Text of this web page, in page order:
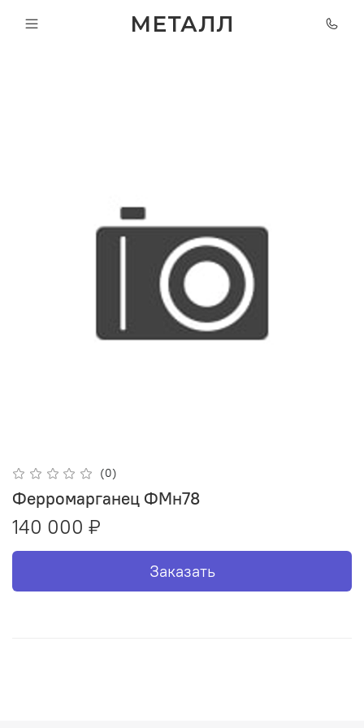
МЕТАЛЛ
(0)
Ферромарганец ФМн78
140 000 ₽
Заказать